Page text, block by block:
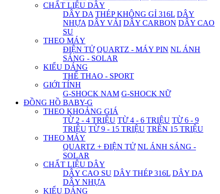
CHẤT LIỆU DÂY
DÂY DA THÉP KHÔNG GỈ 316L DÂY
NHỰA DÂY VẢI DÂY CARBON DÂY CAO
SU
THEO MÁY
ĐIỆN TỬ QUARTZ - MÁY PIN NL ÁNH
SÁNG - SOLAR
KIỂU DÁNG
THỂ THAO - SPORT
GIỚI TÍNH
G-SHOCK NAM G-SHOCK NỮ
ĐỒNG HỒ BABY-G
THEO KHOẢNG GIÁ
TỪ 2 - 4 TRIỆU TỪ 4 - 6 TRIỆU TỪ 6 - 9
TRIỆU TỪ 9 - 15 TRIỆU TRÊN 15 TRIỆU
THEO MÁY
QUARTZ + ĐIỆN TỬ NL ÁNH SÁNG -
SOLAR
CHẤT LIỆU DÂY
DÂY CAO SU DÂY THÉP 316L DÂY DA
DÂY NHỰA
KIỂU DÁNG